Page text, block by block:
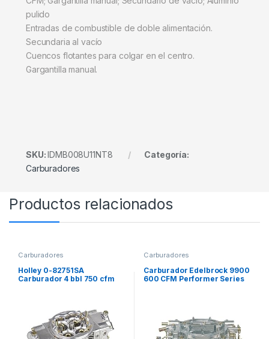
pulido
Entradas de combustible de doble alimentación.
Secundaria al vacío
Cuencos flotantes para colgar en el centro.
Gargantilla manual.
SKU: IDMB008U11NT8
Categoría:
Carburadores
Productos relacionados
Carburadores
Holley 0-82751SA
Carburador 4 bbl 750 cfm
Carburadores
Carburador Edelbrock 9900
600 CFM Performer Series